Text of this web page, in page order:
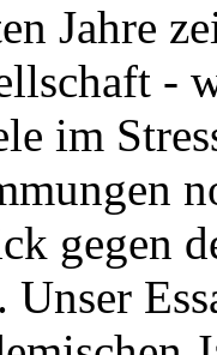
Jahre
-
im
gegen
Unser